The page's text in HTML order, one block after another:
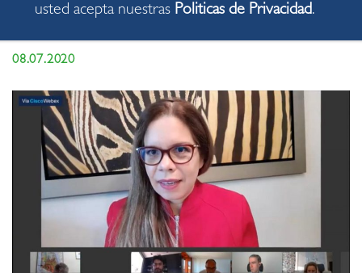
recursos naturales
08.07.2020
usted acepta nuestras Politicas de Privacidad.